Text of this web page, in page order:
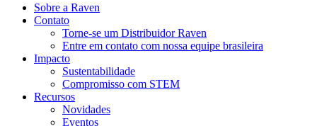
Sobre a Raven
Contato
Torne-se um Distribuidor Raven
Entre em contato com nossa equipe brasileira
Impacto
Sustentabilidade
Compromisso com STEM
Recursos
Novidades
Eventos